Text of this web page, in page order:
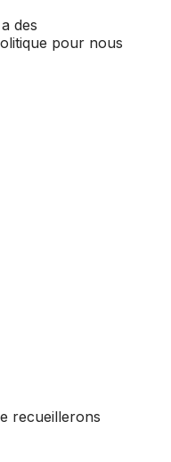
des
pour nous
recueillerons